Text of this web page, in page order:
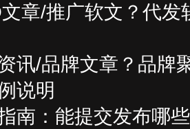
章/推广软文？代
讯/品牌文章？品牌
说明
南：能提交发布哪